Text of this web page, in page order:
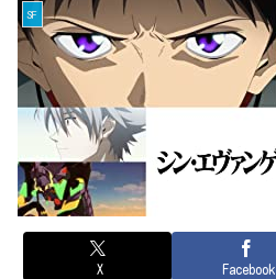
SF
X Facebook